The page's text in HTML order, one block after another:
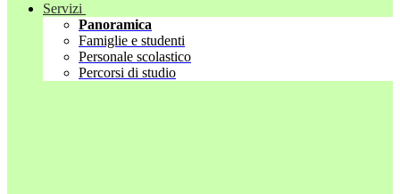
Servizi
Panoramica
Famiglie e studenti
Personale scolastico
Percorsi di studio